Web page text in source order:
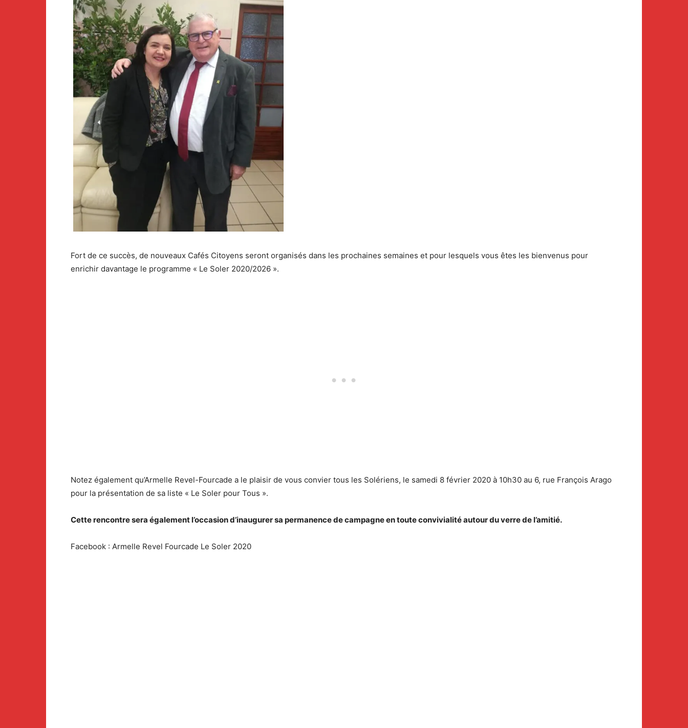
Fort de ce succès, de nouveaux Cafés Citoyens seront organisés dans les prochaines semaines et pour lesquels vous êtes les bienvenus pour
enrichir davantage le programme « Le Soler 2020/2026 ».
Notez également qu’Armelle Revel-Fourcade a le plaisir de vous convier tous les Solériens, le samedi 8 février 2020 à 10h30 au 6, rue François Arago
pour la présentation de sa liste « Le Soler pour Tous ».
Cette rencontre sera également l’occasion d’inaugurer sa permanence de campagne en toute convivialité autour du verre de l’amitié.
Facebook : Armelle Revel Fourcade Le Soler 2020